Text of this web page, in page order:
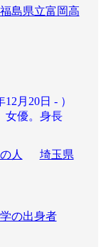
島県立富岡高
月20日 - ）
女優。身長
人
埼玉県
の出身者